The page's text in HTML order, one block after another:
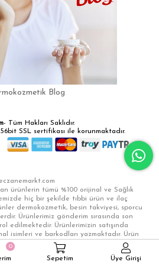
Blog
- Tüm Hakları Saklıdır.
SSL sertifikası ile korunmaktadır.
eczanemarkt.com
ürünlerin tümü %100 orijinal ve Sağlık
hiç bir şekilde tıbbi ürün ve ilaç
dermokozmetik, besin takviyesi, sporcu
Ürünlerimiz gönderim sırasında son
edilmektedir. Ürünlerimizin satışında
isimleri ve barkodları yazmaktadır. Ürün
açıklamalarda herhangi bir tavsiye ya da
yapılmamaktadır.
0
Sepetim Üye Girişi